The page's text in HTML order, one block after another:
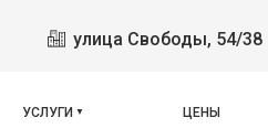
улица Свободы, 54/38
УСЛУГИ ЦЕНЫ